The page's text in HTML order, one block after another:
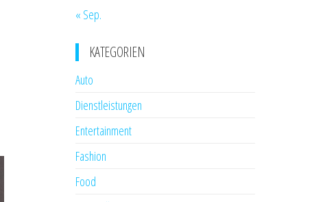
« Sep.
KATEGORIEN
Auto
Dienstleistungen
Entertainment
Fashion
Food